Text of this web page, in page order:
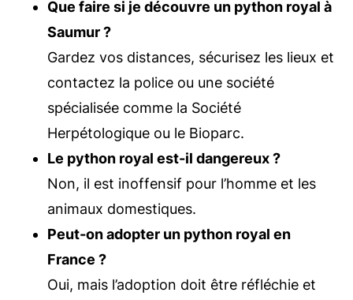
Que faire si je découvre un python royal à
Saumur ?
Gardez vos distances, sécurisez les lieux et
contactez la police ou une société
spécialisée comme la Société
Herpétologique ou le Bioparc.
Le python royal est-il dangereux ?
Non, il est inoffensif pour l’homme et les
animaux domestiques.
Peut-on adopter un python royal en
France ?
Oui, mais l’adoption doit être réfléchie et